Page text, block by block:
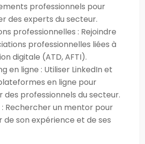
professionnels pour
des experts du secteur.
professionnelles : Rejoindre
professionnelles liées à
digitale (ATD, AFTI).
en ligne : Utiliser LinkedIn et
en ligne pour
professionnels du secteur.
Rechercher un mentor pour
de son expérience et de ses